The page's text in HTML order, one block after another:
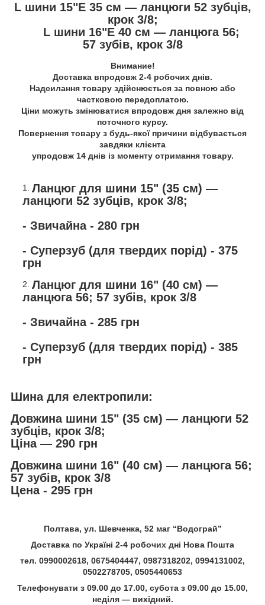
L шини 15"E 35 см — ланцюги 52 зубців,
крок 3/8;
L шини 16"E 40 см — ланцюга 56;
57 зубів, крок 3/8
Внимание!
Доставка впродовж 2-4 робочих днів.
Надсилання товару здійснюється за повною або
частковою передоплатою.
Ціни можуть змінюватися впродовж дня залежно від
поточного курсу.
Повернення товару з будь-якої причини відбувається
завдяки клієнта
упродовж 14 днів із моменту отримання товару.
Ланцюг для шини 15" (35 см) —
ланцюги 52 зубців, крок 3/8;
- Звичайна - 280 грн
- Суперзуб (для твердих порід) - 375
грн
Ланцюг для шини 16" (40 см) —
ланцюга 56; 57 зубів, крок 3/8
- Звичайна - 285 грн
- Суперзуб (для твердих порід) - 385
грн
Шина для електропили:
Довжина шини 15" (35 см) — ланцюги 52
зубців, крок 3/8;
Ціна — 290 грн
Довжина шини 16" (40 см) — ланцюга 56;
57 зубів, крок 3/8
Цена - 295 грн
Полтава, ул. Шевченка, 52 маг “Водограй”
Доставка по Україні 2-4 робочих дні Нова Пошта
тел. 0990002618, 0675404447, 0987318202, 0994131002,
0502278705, 0505440653
Телефонувати з 09.00 до 17.00, субота з 09.00 до 15.00,
неділя — вихідний.